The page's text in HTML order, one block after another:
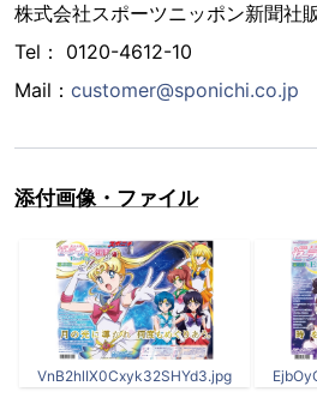
株式会社スポーツニッポン新聞社
Tel： 0120-4612-10
Mail： customer@sponichi.co.jp
添付画像・ファイル
VnB2hlIX0Cxyk32SHYd3.jpg